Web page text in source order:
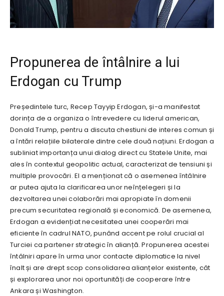
Propunerea de întâlnire a lui
Erdogan cu Trump
Președintele turc, Recep Tayyip Erdogan, și-a manifestat
dorința de a organiza o întrevedere cu liderul american,
Donald Trump, pentru a discuta chestiuni de interes comun și
a întări relațiile bilaterale dintre cele două națiuni. Erdogan a
subliniat importanța unui dialog direct cu Statele Unite, mai
ales în contextul geopolitic actual, caracterizat de tensiuni și
multiple provocări. El a menționat că o asemenea întâlnire
ar putea ajuta la clarificarea unor neînțelegeri și la
dezvoltarea unei colaborări mai apropiate în domenii
precum securitatea regională și economică. De asemenea,
Erdogan a evidențiat necesitatea unei cooperări mai
eficiente în cadrul NATO, punând accent pe rolul crucial al
Turciei ca partener strategic în alianță. Propunerea acestei
întâlniri apare în urma unor contacte diplomatice la nivel
înalt și are drept scop consolidarea alianțelor existente, cât
și explorarea unor noi oportunități de cooperare între
Ankara și Washington.